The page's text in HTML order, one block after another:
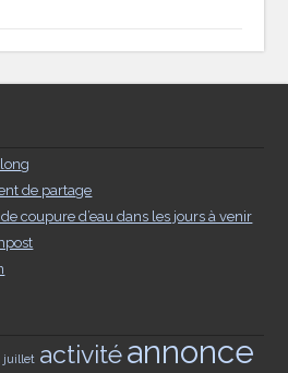
de partage
coupure d’eau dans les jours à venir
juillet activitéannonce